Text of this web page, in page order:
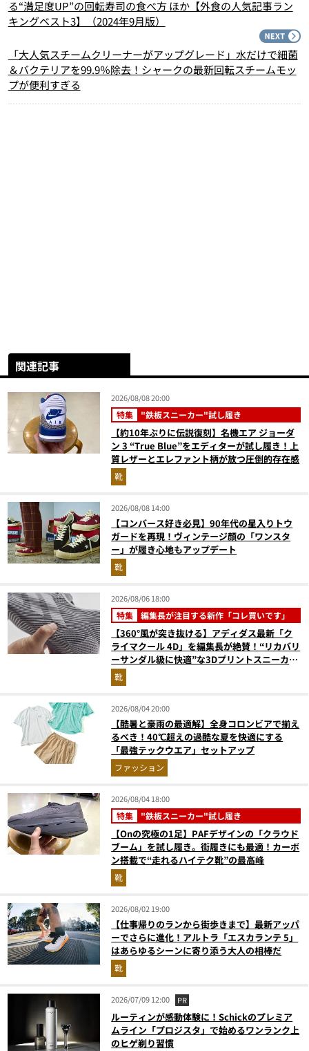
る“満足度UP”の回転寿司の食べ方 ほか【外食の人気記事ラン
キングベスト3】（2024年9月版）
「大人気スチームクリーナーがアップグレード」水だけで細菌
＆バクテリアを99.9％除去！シャークの最新回転スチームモッ
プが便利すぎる
関連記事
2026/08/08 20:00
特集 "鉄板スニーカー"試し履き
【約10年ぶりに伝説復刻】名機エア ジョーダ
ン 3 “True Blue”をエディターが試し履き！上
質レザーとエレファント柄が放つ圧倒的存在感
靴
2026/08/08 14:00
【コンバース好き必見】90年代の星入りトウ
ガードを再現！ヴィンテージ顔の「ワンスタ
ー」が履き心地もアップデート
靴
2026/08/06 18:00
特集 編集長が注目する新作「コレ買いです」
【360°風が突き抜ける】アディダス最新「ク
ライマクール 4D」を編集長が絶賛！“リカバリ
ーサンダル級に快適”な3Dプリントスニーカー
『コレ買いです』Vol.173
靴
2026/08/04 20:00
【酷暑と豪雨の最適解】全身コロンビアで揃え
るべき！40℃超えの過酷な夏を快適にする
「最強テックウエア」セットアップ
ファッション
2026/08/04 18:00
特集 "鉄板スニーカー"試し履き
【Onの究極の1足】PAFデザインの「クラウド
ブーム」を試し履き。街履きにも最適！カーボ
ン搭載で“走れるハイテク靴”の最高峰
靴
2026/08/02 19:00
【仕事帰りのランから街歩きまで】最新アッパ
ーでさらに進化！アルトラ「エスカランテ 5」
はあらゆるシーンに寄り添う大人の相棒だ
靴
2026/07/09 12:00 PR
ルーティンが感動体験に！Schickのプレミア
ムライン「プロジスタ」で始めるワンランク上
のヒゲ剃り習慣